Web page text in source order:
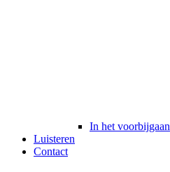
In het voorbijgaan
Luisteren
Contact